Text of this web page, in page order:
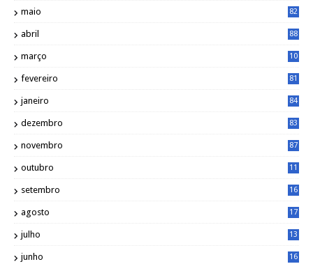
maio 82
abril 88
março
10
fevereiro 81
janeiro 84
dezembro 83
novembro 87
outubro
11
setembro
16
agosto
17
julho
13
junho
16